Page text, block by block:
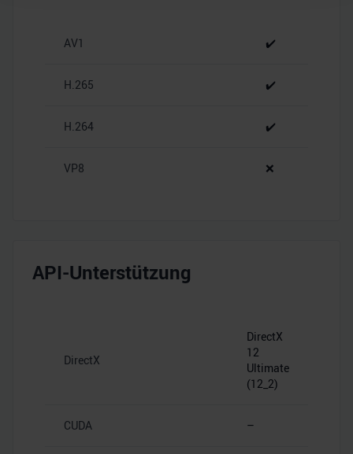
zu können und die Zugriffe auf unsere Website zu
Verwendung unserer Website an unsere Partner für
weiteren Daten zusammen, die Sie ihnen bereitgestellt
gesammelt haben.
AV1 ✔️
H.265 ✔️
H.264 ✔️
VP8 ❌
API-Unterstützung
DirectX
DirectX
12
Ultimate
(12_2)
CUDA –